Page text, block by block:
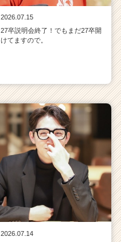
2026.07.15
27卒説明会終了！でもまだ27卒開
けてますので。
2026.07.14